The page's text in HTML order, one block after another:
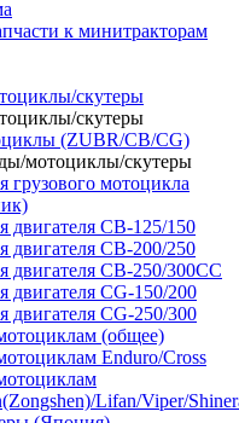
к минитракторам
скутеры
скутеры
(ZUBR/CB/CG)
мотоциклы/скутеры
грузового мотоцикла
двигателя CB-125/150
двигателя CB-200/250
двигателя CB-250/300СС
двигателя CG-150/200
двигателя CG-250/300
(общее)
Enduro/Cross
Lifan/Viper/